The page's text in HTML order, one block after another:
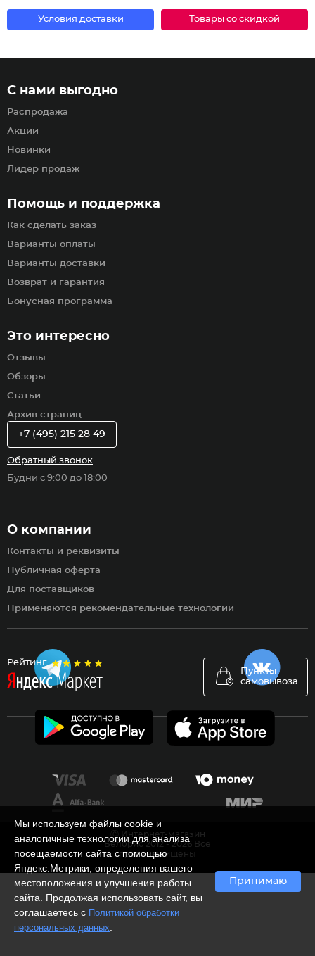
Условия доставки Товары со скидкой
Рейтинг
Пункты
самовывоза
Помощь и поддержка
Как сделать заказ
Варианты оплаты
Варианты доставки
Возврат и гарантия
Бонусная программа
С нами выгодно
Распродажа
Акции
Новинки
Лидер продаж
Это интересно
Отзывы
Обзоры
Статьи
Архив страниц
О компании
Контакты и реквизиты
Публичная оферта
Для поставщиков
Применяются рекомендательные технологии
+7 (495) 215 28 49
Обратный звонок
Будни с 9:00 до 18:00
Мы используем файлы cookie и
аналогичные технологии для анализа
посещаемости сайта с помощью
Яндекс.Метрики, определения вашего
местоположения и улучшения работы
сайта. Продолжая использовать сайт, вы
соглашаетесь с Политикой обработки
персональных данных
Принимаю
Ⓒ Интернет-магазин
Белорис 2012 - 2026 Все
права защищены